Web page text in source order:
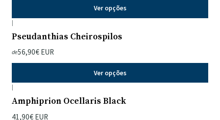
Ver opções
|
Pseudanthias Cheirospilos
de56,90€ EUR
Ver opções
|
Amphiprion Ocellaris Black
41,90€ EUR